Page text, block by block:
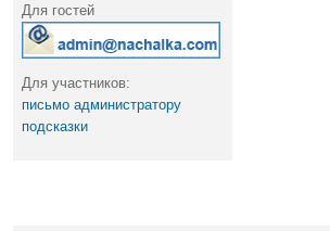
Для гостей
Для участников:
письмо администратору
подсказки